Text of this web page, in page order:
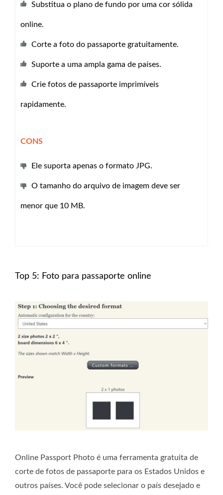
Substitua o plano de fundo por uma cor sólida
online.
Corte a foto do passaporte gratuitamente.
Suporte a uma ampla gama de países.
Crie fotos de passaporte imprimíveis
rapidamente.
CONS
Ele suporta apenas o formato JPG.
O tamanho do arquivo de imagem deve ser
menor que 10 MB.
Top 5: Foto para passaporte online
Online Passport Photo é uma ferramenta gratuita de
corte de fotos de passaporte para os Estados Unidos e
outros países. Você pode selecionar o país desejado e